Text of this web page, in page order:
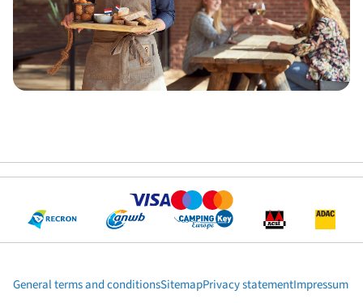
General terms and conditionsSitemapPrivacy statementImpressum